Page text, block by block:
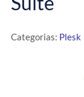
Categorias: Plesk